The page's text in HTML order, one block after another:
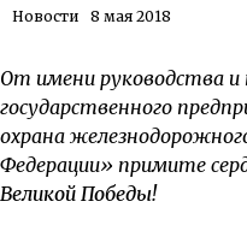
Новости 8 мая 2018
От имени руководства и
государственного
охрана
Федерации» примите
Великой Победы!